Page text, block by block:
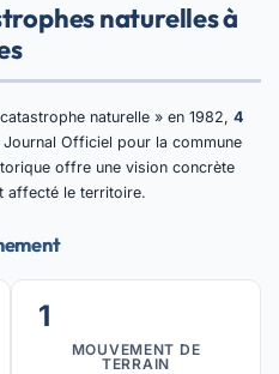
naturelles à
naturelle » en 1982, 4
Officiel pour la commune
offre une vision concrète
affecté le territoire.
1
MOUVEMENT DE
TERRAIN